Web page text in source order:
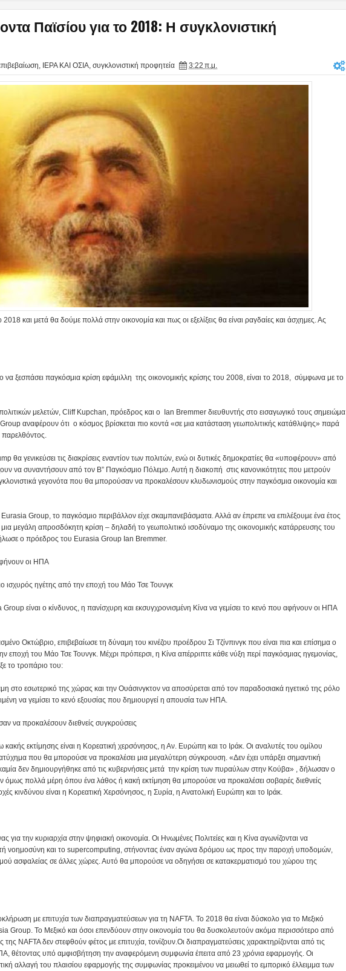
Παϊσίου για το 2018: Η συγκλονιστική
ΙΕΡΑ ΚΑΙ ΟΣΙΑ συγκλονιστική προφητεία 3:22 π.μ.
και μετά θα δούμε πολλά στην οικονομία και πως οι εξελίξεις θα είναι ραγδαίες και άσχημες. Ας
να ξεσπάσει παγκόσμια κρίση εφάμιλλη της οικονομικής κρίσης του 2008, είναι το 2018, σύμφωνα με το
μελετών, Cliff Kupchan, πρόεδρος και ο Ian Bremmer διευθυντής στο εισαγωγικό τους σημειώμα
αναφέρουν ότι ο κόσμος βρίσκεται πιο κοντά «σε μια κατάσταση γεωπολιτικής κατάθλιψης» παρά
θα γενικεύσει τις διακρίσεις εναντίον των πολιτών, ενώ οι δυτικές δημοκρατίες θα «υποφέρουν» από
να συναντήσουν από τον Β” Παγκόσμιο Πόλεμο. Αυτή η διακοπή στις κανονικότητες που μετρούν
γεγονότα που θα μπορούσαν να προκαλέσουν κλυδωνισμούς στην παγκόσμια οικονομία και
Group, το παγκόσμιο περιβάλλον είχε σκαμπανεβάσματα. Αλλά αν έπρεπε να επιλέξουμε ένα έτος
μεγάλη απροσδόκητη κρίση – δηλαδή το γεωπολιτικό ισοδύναμο της οικονομικής κατάρρευσης του
ο πρόεδρος του Eurasia Group Ian Bremmer.
οι ΗΠΑ
ισχυρός ηγέτης από την εποχή του Μάο Τσε Τουνγκ
είναι ο κίνδυνος, η πανίσχυρη και εκσυγχρονισμένη Κίνα να γεμίσει το κενό που αφήνουν οι ΗΠΑ
Οκτώβριο, επιβεβαίωσε τη δύναμη του κινέζου προέδρου Σι Τζίνπινγκ που είναι πια και επίσημα ο
εποχή του Μάο Τσε Τουνγκ. Μέχρι πρόπερσι, η Κίνα απέρριπτε κάθε νύξη περί παγκόσμιας ηγεμονίας,
το τροπάριο του:
στο εσωτερικό της χώρας και την Ουάσινγκτον να αποσύρεται από τον παραδοσιακά ηγετικό της ρόλο
να γεμίσει το κενό εξουσίας που δημιουργεί η απουσία των ΗΠΑ.
να προκαλέσουν διεθνείς συγκρούσεις
κακής εκτίμησης είναι η Κορεατική χερσόνησος, η Αν. Ευρώπη και το Ιράκ. Οι αναλυτές του ομίλου
που θα μπορούσε να προκαλέσει μια μεγαλύτερη σύγκρουση. «Δεν έχει υπάρξει σημαντική
καμία δεν δημιουργήθηκε από τις κυβερνήσεις μετά την κρίση των πυραύλων στην Κούβα» , δήλωσαν ο
πολλά μέρη όπου ένα λάθος ή κακή εκτίμηση θα μπορούσε να προκαλέσει σοβαρές διεθνείς
κινδύνου είναι η Κορεατική Χερσόνησος, η Συρία, η Ανατολική Ευρώπη και το Ιράκ.
την κυριαρχία στην ψηφιακή οικονομία. Οι Ηνωμένες Πολιτείες και η Κίνα αγωνίζονται να
νοημοσύνη και το supercomputing, στήνοντας έναν αγώνα δρόμου ως προς την παροχή υποδομών,
ασφαλείας σε άλλες χώρες. Αυτό θα μπορούσε να οδηγήσει σε κατακερματισμό του χώρου της
με επιτυχία των διαπραγματεύσεων για τη NAFTA. To 2018 θα είναι δύσκολο για το Μεξικό
Group. Το Μεξικό και όσοι επενδύουν στην οικονομία του θα δυσκολευτούν ακόμα περισσότερο από
NAFTA δεν στεφθούν φέτος με επιτυχία, τονίζουν.Οι διαπραγματεύσεις χαρακτηρίζονται από τις
θέτοντας υπό αμφισβήτηση την αναφερόμενη συμφωνία έπειτα από 23 χρόνια εφαρμογής. Οι
αλλαγή του πλαισίου εφαρμογής της συμφωνίας προκειμένου να μειωθεί το εμπορικό έλλειμμα των